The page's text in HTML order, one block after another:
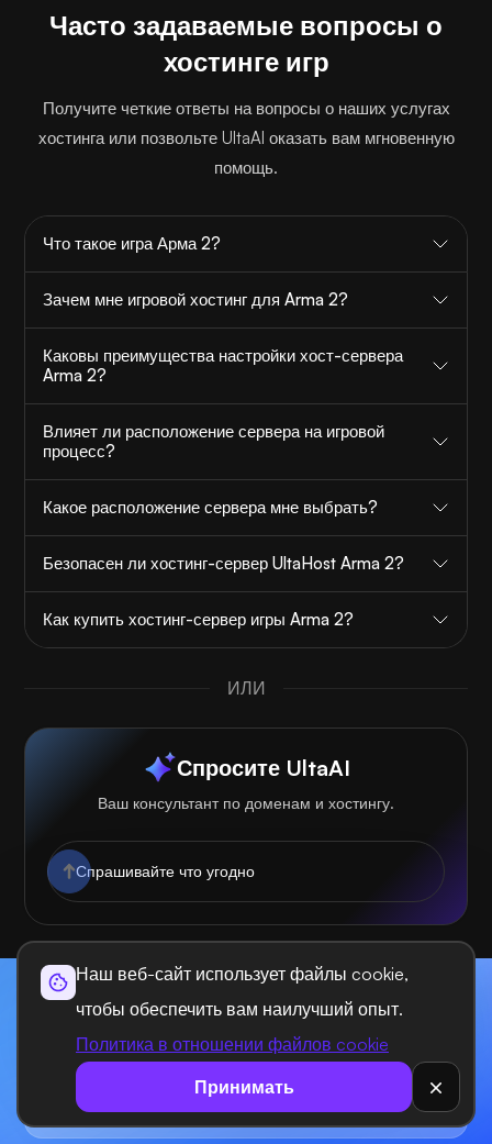
Наш веб-сайт использует файлы cookie,
чтобы обеспечить вам наилучший опыт.
Политика в отношении файлов cookie
Принимать
Часто задаваемые вопросы о
хостинге игр
Получите четкие ответы на вопросы о наших услугах
хостинга или позвольте UltaAI оказать вам мгновенную
помощь.
Что такое игра Арма 2?
Зачем мне игровой хостинг для Arma 2?
Каковы преимущества настройки хост-сервера
Arma 2?
Влияет ли расположение сервера на игровой
процесс?
Какое расположение сервера мне выбрать?
Безопасен ли хостинг-сервер UltaHost Arma 2?
Как купить хостинг-сервер игры Arma 2?
ИЛИ
Спросите UltaAI
Ваш консультант по доменам и хостингу.
Начните сегодня и масштабируйте
каждый проект быстрее с UltaHost
Связаться с нами